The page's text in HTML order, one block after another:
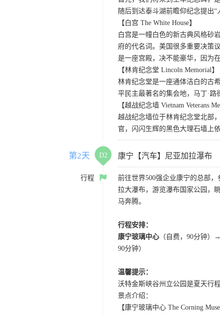
随后到达泰斗湖前瞻仰纪念提出
【白宫 The White House】
白宫是一幢白色的新古典风格砂
府的代名词。美国很多重要决策
是一座宫殿，决不能豪华，因为
【林肯纪念堂 Lincoln Memorial】
林肯纪念堂是一座通体洁白的古
平民主最著名的集会地，马丁·
【越战纪念墙 Vietnam Veterans
越战纪念墙位于林肯纪念堂北部
官，闪闪生辉的黑色大理石墙上
第2天 D2 康宁【汽车】尼亚加拉瀑布
行程
前往世界500强企业康宁的总部
拉大瀑布，游览瀑布国家公园，
马奔腾。
行程安排：
康宁玻璃中心 （自费，90分钟）
90分钟）
温馨提示：
沃特金斯峡谷州立公园是夏天行
景点介绍：
【康宁玻璃中心 The Corning